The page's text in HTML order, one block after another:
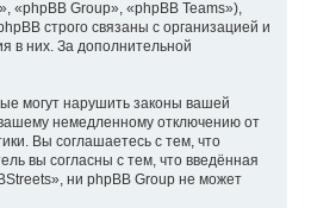
Group», «phpBB Teams»),
строго связаны с организацией и
в них. За дополнительной
могут нарушить законы вашей
немедленному отключению от
Вы соглашаетесь с тем, что
вы согласны с тем, что введённая
ни phpBB Group не может